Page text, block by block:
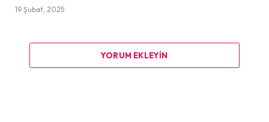
19 Şubat, 2025
YORUM EKLEYIN